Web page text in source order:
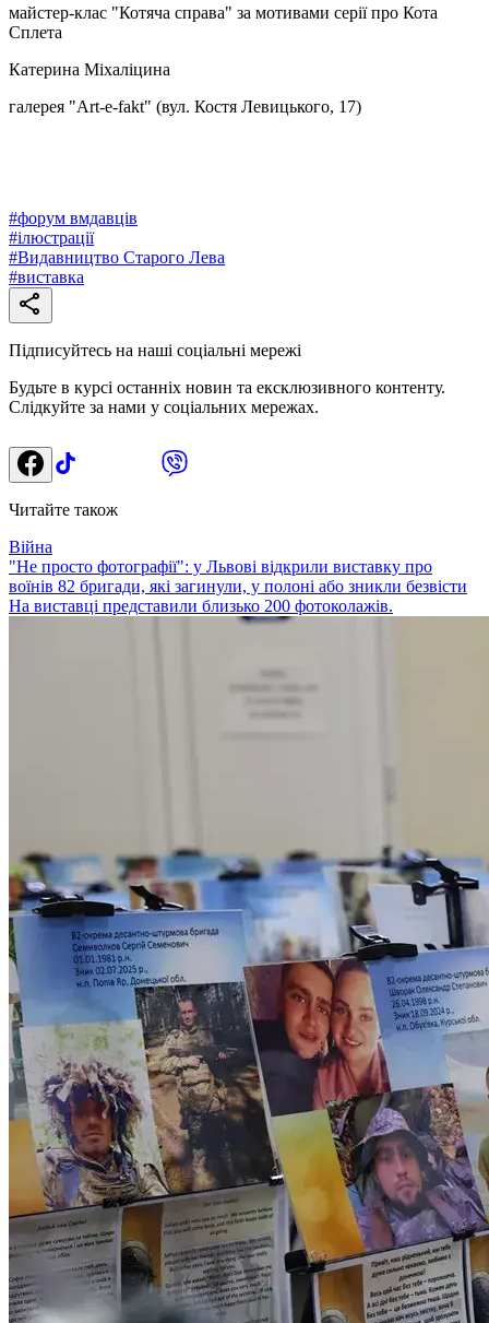
майстер-клас "Котяча справа" за мотивами серії про Кота
Сплета
Катерина Міхаліцина
галерея "Art-e-fakt" (вул. Костя Левицького, 17)
#форум вмдавців
#ілюстрації
#Видавництво Старого Лева
#виставка
Підписуйтесь на наші соціальні мережі
Будьте в курсі останніх новин та ексклюзивного контенту.
Слідкуйте за нами у соціальних мережах.
Читайте також
Війна
"Не просто фотографії": у Львові відкрили виставку про
воїнів 82 бригади, які загинули, у полоні або зникли безвісти
На виставці представили близько 200 фотоколажів.